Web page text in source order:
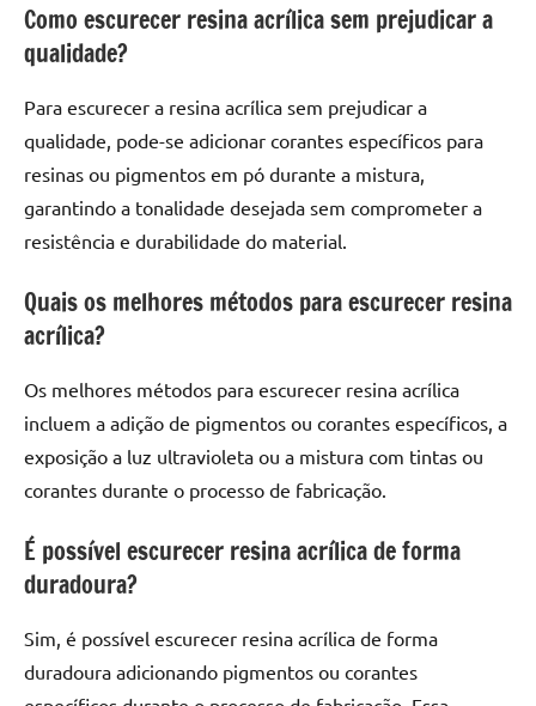
Como escurecer resina acrílica sem prejudicar a
qualidade?
Para escurecer a resina acrílica sem prejudicar a
qualidade, pode-se adicionar corantes específicos para
resinas ou pigmentos em pó durante a mistura,
garantindo a tonalidade desejada sem comprometer a
resistência e durabilidade do material.
Quais os melhores métodos para escurecer resina
acrílica?
Os melhores métodos para escurecer resina acrílica
incluem a adição de pigmentos ou corantes específicos, a
exposição a luz ultravioleta ou a mistura com tintas ou
corantes durante o processo de fabricação.
É possível escurecer resina acrílica de forma
duradoura?
Sim, é possível escurecer resina acrílica de forma
duradoura adicionando pigmentos ou corantes